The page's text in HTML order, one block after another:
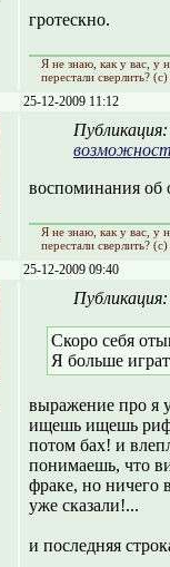
гротескно.
Я не знаю, как y вас, y
перестали сверлить? (с)
25-12-2009 11:12
воспоминания об
Я не знаю, как y вас, y
перестали сверлить? (с)
25-12-2009 09:40
Скоро себя
Я больше
выражение про я
ищешь ищешь
потом бах! и
понимаешь, что
фраке, но ничего
уже сказали!...
и последняя